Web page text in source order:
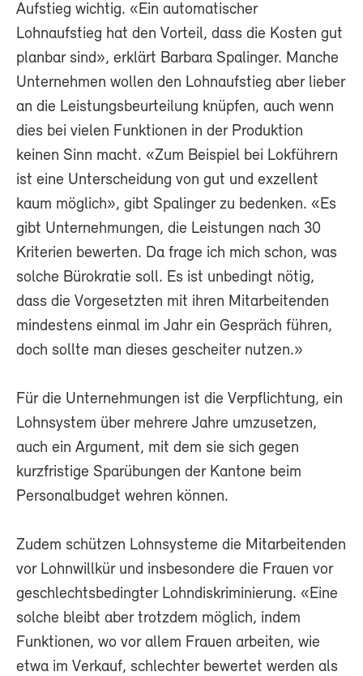
Aufstieg wichtig. «Ein automatischer
Lohnaufstieg hat den Vorteil, dass die Kosten gut
planbar sind», erklärt Barbara Spalinger. Manche
Unternehmen wollen den Lohnaufstieg aber lieber
an die Leistungsbeurteilung knüpfen, auch wenn
dies bei vielen Funktionen in der Produktion
keinen Sinn macht. «Zum Beispiel bei Lokführern
ist eine Unterscheidung von gut und exzellent
kaum möglich», gibt Spalinger zu bedenken. «Es
gibt Unternehmungen, die Leistungen nach 30
Kriterien bewerten. Da frage ich mich schon, was
solche Bürokratie soll. Es ist unbedingt nötig,
dass die Vorgesetzten mit ihren Mitarbeitenden
mindestens einmal im Jahr ein Gespräch führen,
doch sollte man dieses gescheiter nutzen.»
Für die Unternehmungen ist die Verpflichtung, ein
Lohnsystem über mehrere Jahre umzusetzen,
auch ein Argument, mit dem sie sich gegen
kurzfristige Sparübungen der Kantone beim
Personalbudget wehren können.
Zudem schützen Lohnsysteme die Mitarbeitenden
vor Lohnwillkür und insbesondere die Frauen vor
geschlechtsbedingter Lohndiskriminierung. «Eine
solche bleibt aber trotzdem möglich, indem
Funktionen, wo vor allem Frauen arbeiten, wie
etwa im Verkauf, schlechter bewertet werden als